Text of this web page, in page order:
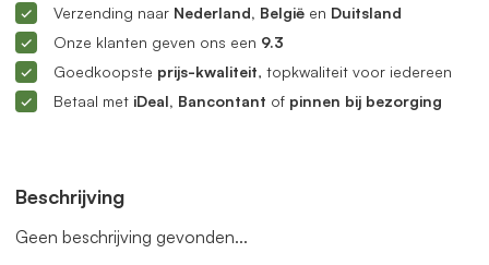
Beschrijving
Geen beschrijving gevonden...
Verzending naar Nederland, België en Duitsland
Onze klanten geven ons een 9.3
Goedkoopste prijs-kwaliteit, topkwaliteit voor iedereen
Betaal met iDeal, Bancontant of pinnen bij bezorging